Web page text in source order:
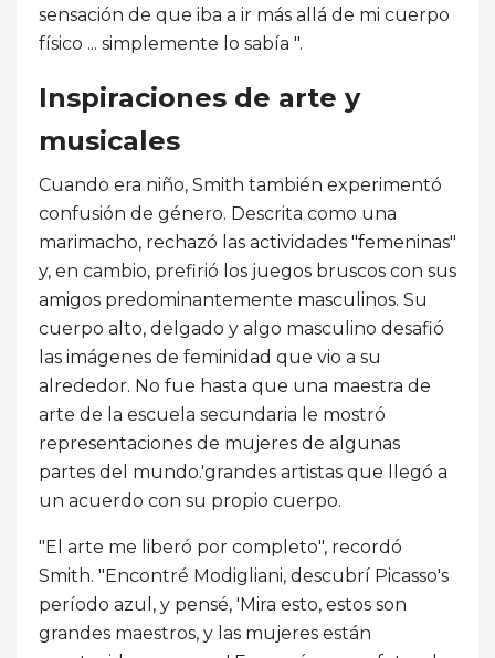
sensación de que iba a ir más allá de mi cuerpo
físico ... simplemente lo sabía ".
Inspiraciones de arte y
musicales
Cuando era niño, Smith también experimentó
confusión de género. Descrita como una
marimacho, rechazó las actividades "femeninas"
y, en cambio, prefirió los juegos bruscos con sus
amigos predominantemente masculinos. Su
cuerpo alto, delgado y algo masculino desafió
las imágenes de feminidad que vio a su
alrededor. No fue hasta que una maestra de
arte de la escuela secundaria le mostró
representaciones de mujeres de algunas
partes del mundo.'grandes artistas que llegó a
un acuerdo con su propio cuerpo.
"El arte me liberó por completo", recordó
Smith. "Encontré Modigliani, descubrí Picasso's
período azul, y pensé, 'Mira esto, estos son
grandes maestros, y las mujeres están